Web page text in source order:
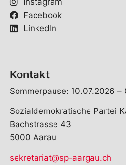
Facebook
LinkedIn
Kontakt
Sommerpause: 10.07.2026
Sozialdemokratische Partei
Bachstrasse 43
5000 Aarau
sekretariat@sp-aargau.ch